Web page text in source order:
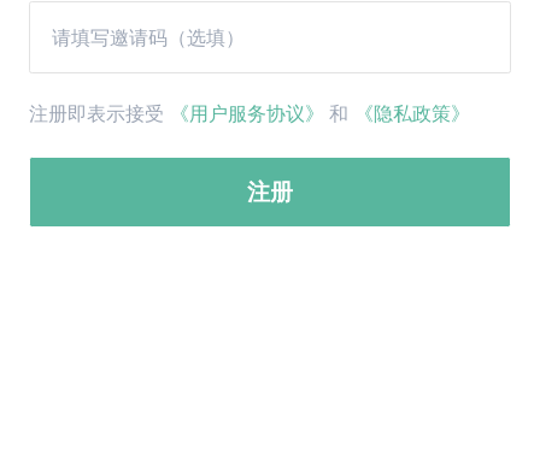
注册即表示接受 《用户服务协议》 和 《隐私政策》
注册